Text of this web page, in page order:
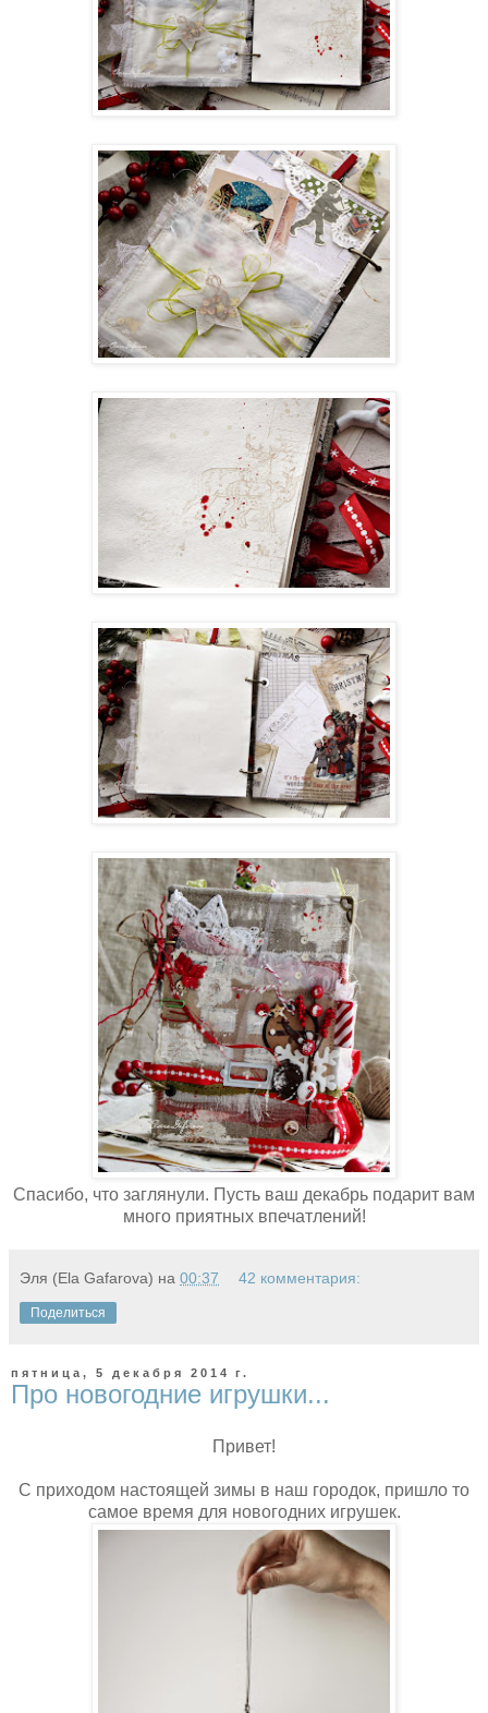
Спасибо, что заглянули. Пусть ваш декабрь подарит вам
много приятных впечатлений!
Эля (Ela Gafarova) на 00:37 42 комментария:
Поделиться
пятница, 5 декабря 2014 г.
Про новогодние игрушки...
Привет!
С приходом настоящей зимы в наш городок, пришло то
самое время для новогодних игрушек.